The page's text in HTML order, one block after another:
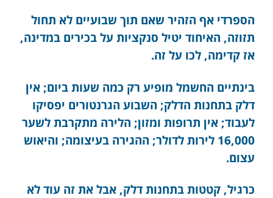
הספרדי אף הזהיר שאם תוך שבועיים לא תחול
תזוזה, האיחוד יטיל סנקציות על בכירים במדינה,
אז קדימה, לכו על זה.
בינתיים החשמל מופיע רק כמה שעות ביום; אין
דלק בתחנות הדלק; השבוע הגרנטורים יפסיקו
לעבוד; אין תרופות ומזון; הלירה מתקרבת לשער
16,000 לירות לדולר; ההגירה בעיצומה; והיאוש
עצום.
כרגיל, קטטות בתחנות דלק, אבל את זה עוד לא